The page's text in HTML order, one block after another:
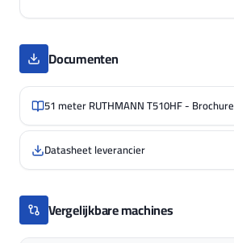
Documenten
51 meter RUTHMANN T510HF - Brochure
Datasheet leverancier
Vergelijkbare machines